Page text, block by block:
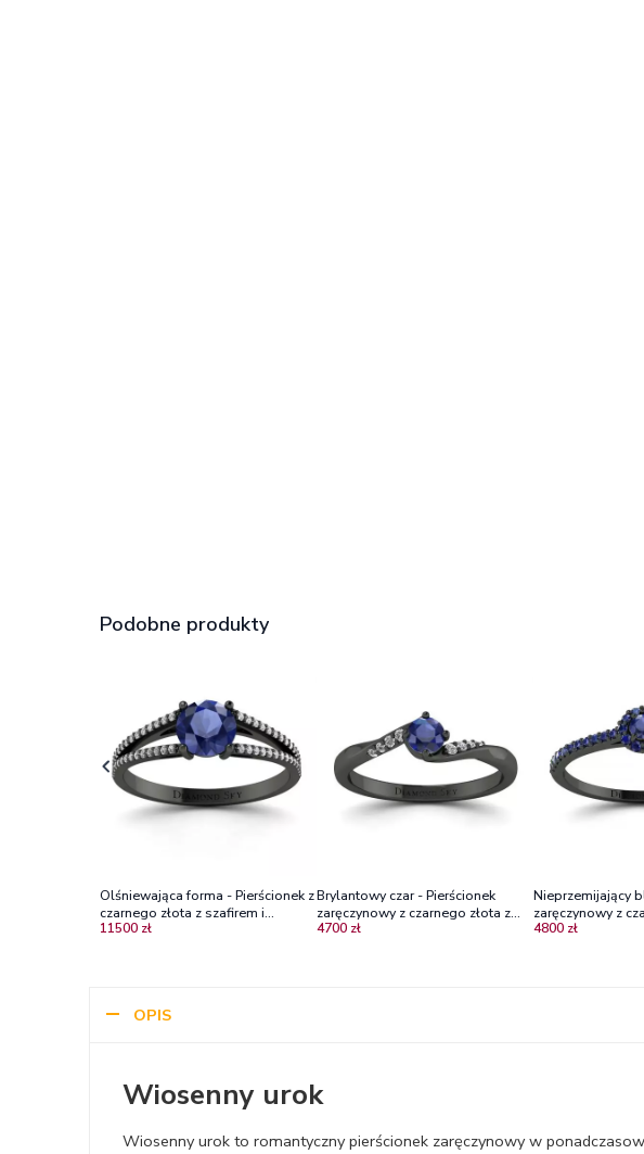
Podobne produkty
Olśniewająca forma - Pierścionek z
czarnego złota z szafirem i
brylantami
11500 zł
Brylantowy czar - Pierścionek
zaręczynowy z czarnego złota z
szafirem i diamentami
4700 zł
Nieprzemijający
zaręczynowy z
szafirami
4800 zł
OPIS
Wiosenny urok
Wiosenny urok to romantyczny pierścionek zaręczynowy w